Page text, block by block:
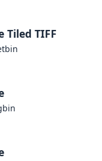
Tiled TIFF
bin
bin